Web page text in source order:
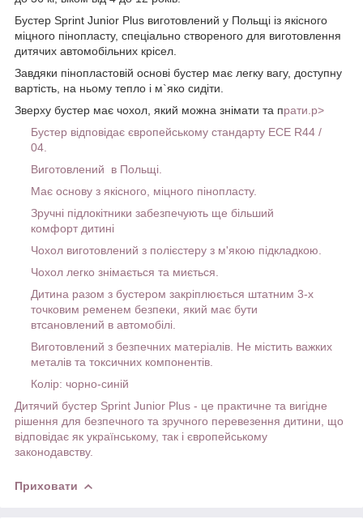
Бустер Sprint Junior Plus виготовлений у Польщі із якісного
міцного пінопласту, спеціально створеного для виготовлення
дитячих автомобільних крісел.
Завдяки пінопластовій основі бустер має легку вагу, доступну
вартість, на ньому тепло і м`яко сидіти.
Зверху бустер має чохол, який можна знімати та прати.p>
Бустер відповідає європейському стандарту ECE R44 /
04.
Виготовлений в Польщі.
Має основу з якісного, міцного пінопласту.
Зручні підлокітники забезпечують ще більший
комфорт дитині
Чохол виготовлений з полієстеру з м'якою підкладкою.
Чохол легко знімається та миється.
Дитина разом з бустером закріплюється штатним 3-х
точковим ременем безпеки, який має бути
втсановлений в автомобілі.
Виготовлений з безпечних матеріалів. Не містить важких
металів та токсичних компонентів.
Колір: чорно-синій
Дитячий бустер Sprint Junior Plus - це практичне та вигідне
рішення для безпечного та зручного перевезення дитини, що
відповідає як українському, так і європейському
законодавству.
Приховати